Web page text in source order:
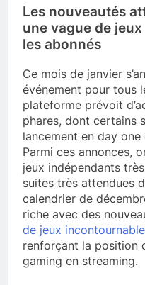
Les nouveautés
une vague de
les abonnés
Ce mois de janvier
événement pour tous
plateforme prévoit
phares, dont certains
lancement en day one
Parmi ces annonces,
jeux indépendants
suites très attendues
calendrier de
riche avec des
de jeux
renforçant la position
gaming en streaming.